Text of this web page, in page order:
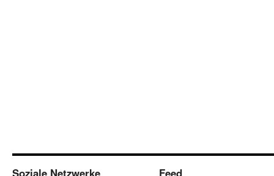
Soziale Netzwerke Feed